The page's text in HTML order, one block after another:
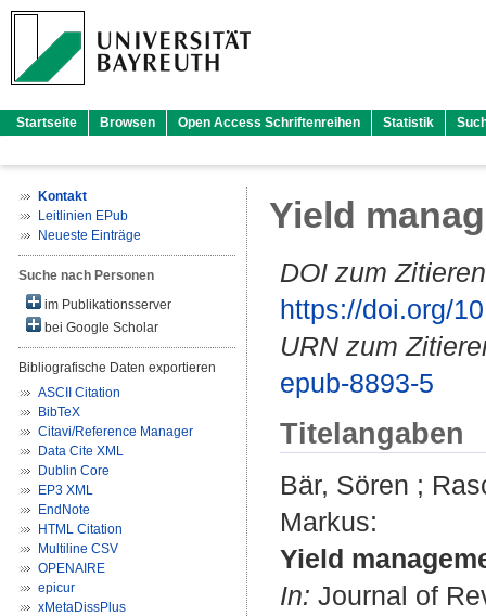
Startseite Browsen Open Access Schriftenreihen Statistik
Kontakt
Leitlinien EPub
Neueste Einträge
Suche nach Personen
im Publikationsserver
bei Google Scholar
Bibliografische Daten exportieren
ASCII Citation
BibTeX
Citavi/Reference Manager
Data Cite XML
Dublin Core
EP3 XML
EndNote
HTML Citation
Multiline CSV
OPENAIRE
epicur
xMetaDissPlus
Yield
DOI zum
https://doi.org/
URN zum
epub-8893-5
Titelangaben
Bär, Sören ;
Markus:
Yield
In: Journal of